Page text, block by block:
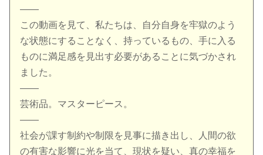
——
この動画を見て、私たちは、自分自身を牢獄のよう
な状態にすることなく、持っているもの、手に入る
ものに満足感を見出す必要があることに気づかされ
ました。
——
芸術品。マスターピース。
——
社会が課す制約や制限を見事に描き出し、人間の欲
の有害な影響に光を当て、現状を疑い、真の幸福を